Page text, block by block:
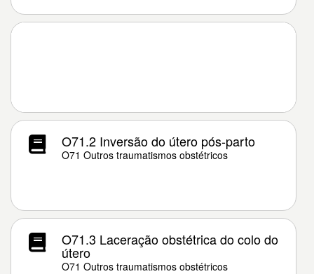
O71.2 Inversão do útero pós-parto
O71 Outros traumatismos obstétricos
O71.3 Laceração obstétrica do colo do
útero
O71 Outros traumatismos obstétricos